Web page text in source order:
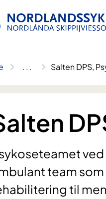
.. . Salten DPS,
team
til